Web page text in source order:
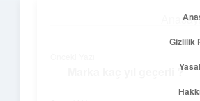
Yasal
Temiz Fikir
Marka kaç yıl geçerli ?
Gizlilik